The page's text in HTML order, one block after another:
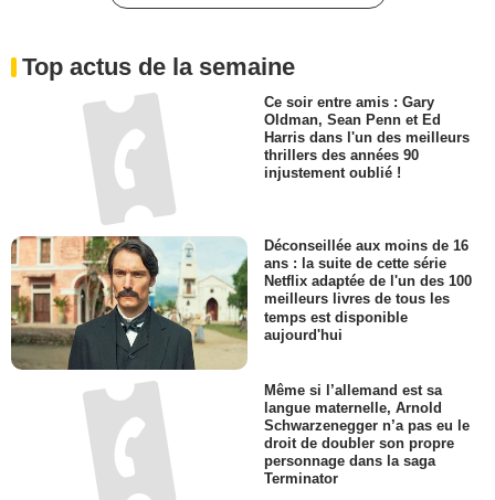
Top actus de la semaine
Ce soir entre amis : Gary
Oldman, Sean Penn et Ed
Harris dans l'un des meilleurs
thrillers des années 90
injustement oublié !
Déconseillée aux moins de 16
ans : la suite de cette série
Netflix adaptée de l'un des 100
meilleurs livres de tous les
temps est disponible
aujourd'hui
Même si l’allemand est sa
langue maternelle, Arnold
Schwarzenegger n’a pas eu le
droit de doubler son propre
personnage dans la saga
Terminator